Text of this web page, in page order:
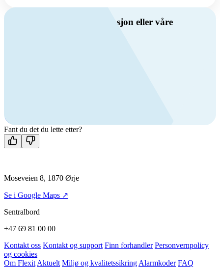
Har du spørsmål om ventilasjon eller våre
Kontakt oss
Fant du det du lette etter?
Moseveien 8, 1870 Ørje
Se i Google Maps ↗
Sentralbord
+47 69 81 00 00
Kontakt oss Kontakt og support Finn forhandler Personvernpolicy
og cookies
Om Flexit Aktuelt Miljø og kvalitetssikring Alarmkoder FAQ